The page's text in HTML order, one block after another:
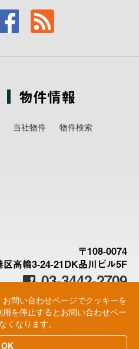
物件情報
当社物件 物件検索
〒108-0074
区高輪3-24-21DK品川ビル5F
03-3442-2709
All Rights
問い合わせページでクッキーを
を停止するとお問い合わせペー
くなります。
OK